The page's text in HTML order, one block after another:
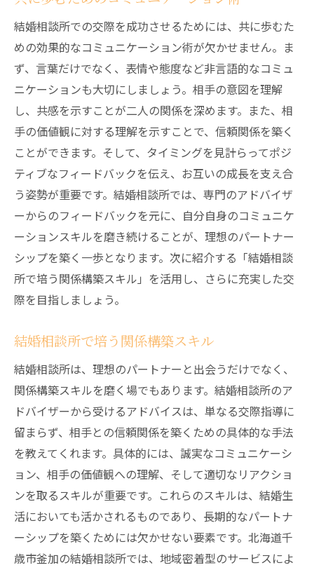
結婚相談所での交際を成功させるためには、共に歩むた
めの効果的なコミュニケーション術が欠かせません。ま
ず、言葉だけでなく、表情や態度など非言語的なコミュ
ニケーションも大切にしましょう。相手の意図を理解
し、共感を示すことが二人の関係を深めます。また、相
手の価値観に対する理解を示すことで、信頼関係を築く
ことができます。そして、タイミングを見計らってポジ
ティブなフィードバックを伝え、お互いの成長を支え合
う姿勢が重要です。結婚相談所では、専門のアドバイザ
ーからのフィードバックを元に、自分自身のコミュニケ
ーションスキルを磨き続けることが、理想のパートナー
シップを築く一歩となります。次に紹介する「結婚相談
所で培う関係構築スキル」を活用し、さらに充実した交
際を目指しましょう。
結婚相談所で培う関係構築スキル
結婚相談所は、理想のパートナーと出会うだけでなく、
関係構築スキルを磨く場でもあります。結婚相談所のア
ドバイザーから受けるアドバイスは、単なる交際指導に
留まらず、相手との信頼関係を築くための具体的な手法
を教えてくれます。具体的には、誠実なコミュニケーシ
ョン、相手の価値観への理解、そして適切なリアクショ
ンを取るスキルが重要です。これらのスキルは、結婚生
活においても活かされるものであり、長期的なパートナ
ーシップを築くためには欠かせない要素です。北海道千
歳市釜加の結婚相談所では、地域密着型のサービスによ